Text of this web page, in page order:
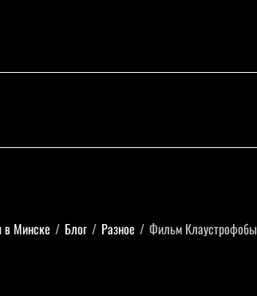
в Минске / Блог / Разное / Фильм Клаустрофобы